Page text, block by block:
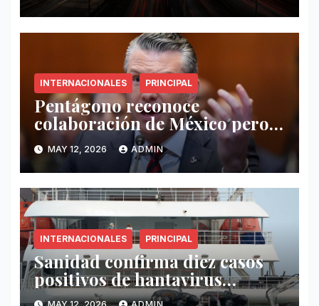
INTERNACIONALES PRINCIPAL
Pentágono reconoce
colaboración de México pero
exige mayor operatividad
antidrogas
MAY 12, 2026 ADMIN
INTERNACIONALES PRINCIPAL
Sanidad confirma diez casos
positivos de hantavirus
vinculados al crucero MV